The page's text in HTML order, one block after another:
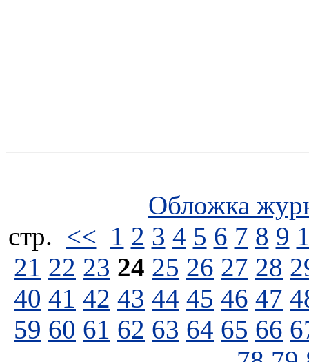
Обложка
стp. << 1 2 3 4 5 6 7 8 9
21 22 23 24 25 26 27 28
40 41 42 43 44 45 46 47
59 60 61 62 63 64 65 66